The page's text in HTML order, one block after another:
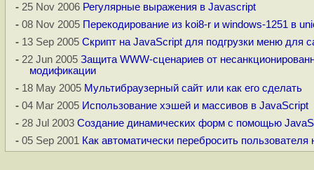
-25 Nov 2006 Регулярные выражения в Javascript
-08 Nov 2005 Перекодирование из koi8-r и windows-1251 в
-13 Sep 2005 Скрипт на JavaScript для подгрузки меню для
-22 Jun 2005 Защита WWW-сценариев от
модификации
-18 May 2005 Мультибраузерный сайт или как его сделать
-04 Mar 2005 Использование хэшей и массивов в JavaScript
-28 Jul 2003 Создание динамических форм с помощью
-05 Sep 2001 Как автоматически перебросить пользователя